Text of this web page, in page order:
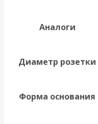
Аналоги
Диаметр розетки
Форма основания